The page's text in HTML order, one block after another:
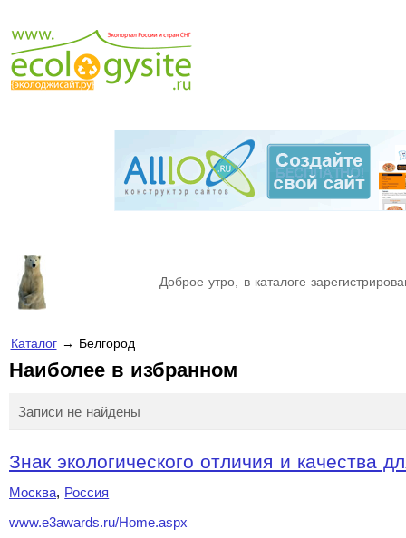
Доброе утро, в каталоге
Каталог→ Белгород
Наиболее в избранном
Записи не найдены
Знак экологического отличия и качества
Москва, Россия
www.e3awards.ru/Home.aspx